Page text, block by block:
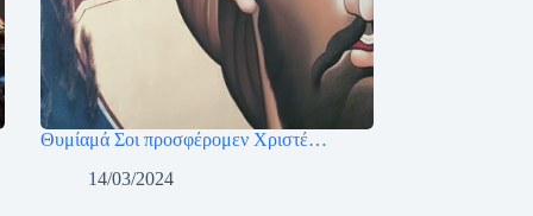
Θυμίαμά Σοι προσφέρομεν Χριστέ…
14/03/2024